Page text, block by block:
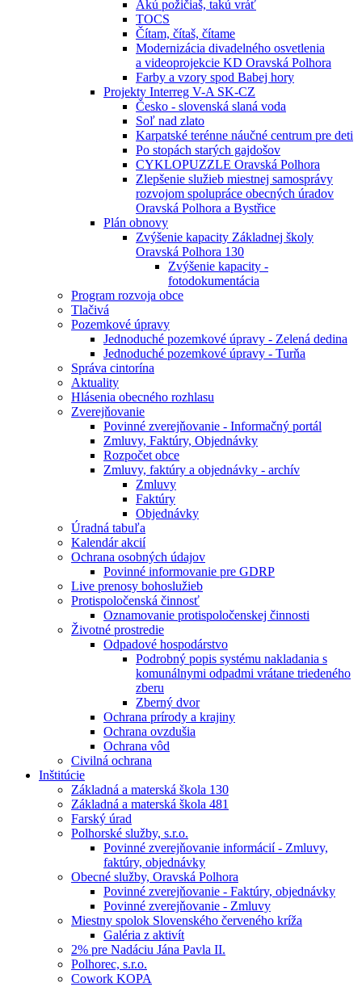
Akú požičiaš, takú vráť
TOCS
Čítam, čítaš, čítame
Modernizácia divadelného osvetlenia
a videoprojekcie KD Oravská Polhora
Farby a vzory spod Babej hory
Projekty Interreg V-A SK-CZ
Česko - slovenská slaná voda
Soľ nad zlato
Karpatské terénne náučné centrum pre deti
Po stopách starých gajdošov
CYKLOPUZZLE Oravská Polhora
Zlepšenie služieb miestnej samosprávy
rozvojom spolupráce obecných úradov
Oravská Polhora a Bystřice
Plán obnovy
Zvýšenie kapacity Základnej školy
Oravská Polhora 130
Zvýšenie kapacity -
fotodokumentácia
Program rozvoja obce
Tlačivá
Pozemkové úpravy
Jednoduché pozemkové úpravy - Zelená dedina
Jednoduché pozemkové úpravy - Turňa
Správa cintorína
Aktuality
Hlásenia obecného rozhlasu
Zverejňovanie
Povinné zverejňovanie - Informačný portál
Zmluvy, Faktúry, Objednávky
Rozpočet obce
Zmluvy, faktúry a objednávky - archív
Zmluvy
Faktúry
Objednávky
Úradná tabuľa
Kalendár akcií
Ochrana osobných údajov
Povinné informovanie pre GDRP
Live prenosy bohoslužieb
Protispoločenská činnosť
Oznamovanie protispoločenskej činnosti
Životné prostredie
Odpadové hospodárstvo
Podrobný popis systému nakladania s
komunálnymi odpadmi vrátane triedeného
zberu
Zberný dvor
Ochrana prírody a krajiny
Ochrana ovzdušia
Ochrana vôd
Civilná ochrana
Inštitúcie
Základná a materská škola 130
Základná a materská škola 481
Farský úrad
Polhorské služby, s.r.o.
Povinné zverejňovanie informácií - Zmluvy,
faktúry, objednávky
Obecné služby, Oravská Polhora
Povinné zverejňovanie - Faktúry, objednávky
Povinné zverejňovanie - Zmluvy
Miestny spolok Slovenského červeného kríža
Galéria z aktivít
2% pre Nadáciu Jána Pavla II.
Polhorec, s.r.o.
Cowork KOPA